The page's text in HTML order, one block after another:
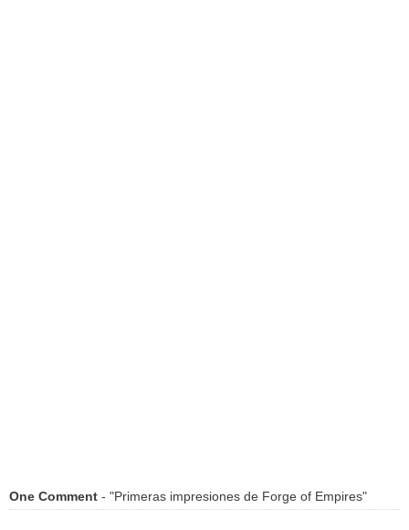
One Comment - "Primeras impresiones de Forge of Empires"